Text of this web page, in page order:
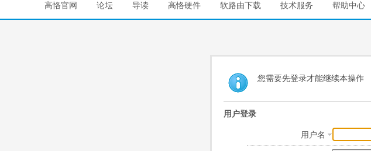
高恪官网 论坛 导读 高恪硬件 软路由下载 技术服务 帮助中心
您需要先登录才能继续本操作
用户登录
用户名